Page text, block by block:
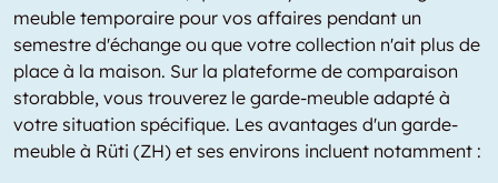
meuble temporaire pour vos affaires pendant un
semestre d'échange ou que votre collection n'ait plus de
place à la maison. Sur la plateforme de comparaison
storabble, vous trouverez le garde-meuble adapté à
votre situation spécifique. Les avantages d'un garde-
meuble à Rüti (ZH) et ses environs incluent notamment :